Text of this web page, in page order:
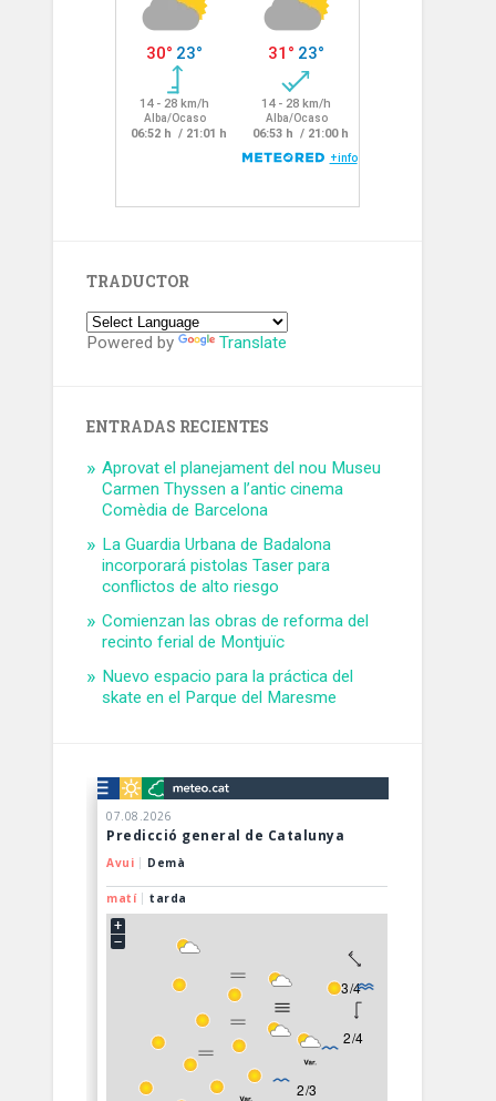
TRADUCTOR
Powered by Translate
ENTRADAS RECIENTES
Aprovat el planejament del nou Museu
Carmen Thyssen a l’antic cinema
Comèdia de Barcelona
La Guardia Urbana de Badalona
incorporará pistolas Taser para
conflictos de alto riesgo
Comienzan las obras de reforma del
recinto ferial de Montjuïc
Nuevo espacio para la práctica del
skate en el Parque del Maresme